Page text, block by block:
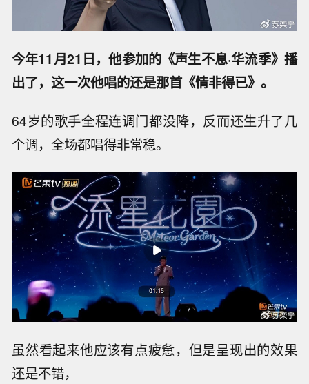
今年11月21日，他参加的《声生不息·华流季》播
出了，这一次他唱的还是那首《情非得已》。
64岁的歌手全程连调门都没降，反而还生升了几
个调，全场都唱得非常稳。
虽然看起来他应该有点疲惫，但是呈现出的效果
还是不错，